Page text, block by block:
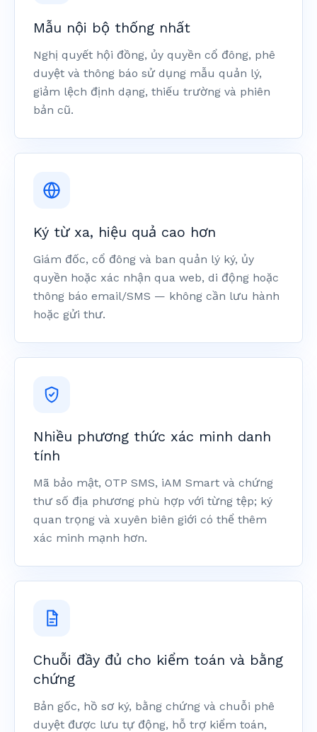
Mẫu nội bộ thống nhất
Nghị quyết hội đồng, ủy quyền cổ đông, phê
duyệt và thông báo sử dụng mẫu quản lý,
giảm lệch định dạng, thiếu trường và phiên
bản cũ.
Ký từ xa, hiệu quả cao hơn
Giám đốc, cổ đông và ban quản lý ký, ủy
quyền hoặc xác nhận qua web, di động hoặc
thông báo email/SMS — không cần lưu hành
hoặc gửi thư.
Nhiều phương thức xác minh danh
tính
Mã bảo mật, OTP SMS, iAM Smart và chứng
thư số địa phương phù hợp với từng tệp; ký
quan trọng và xuyên biên giới có thể thêm
xác minh mạnh hơn.
Chuỗi đầy đủ cho kiểm toán và bằng
chứng
Bản gốc, hồ sơ ký, bằng chứng và chuỗi phê
duyệt được lưu tự động, hỗ trợ kiểm toán,